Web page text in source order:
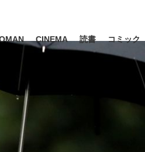
CINEMA 読書 コミック
城彰二